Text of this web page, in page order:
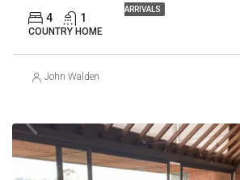
ARRIVALS
4 1
COUNTRY HOME
John Walden